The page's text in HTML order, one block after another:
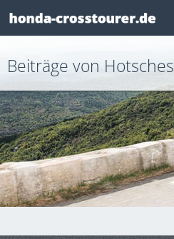
Beiträge von Hotsches